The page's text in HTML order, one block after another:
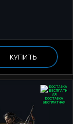
КУПИТЬ
ДОСТАВКА
БЕСПЛАТНАЯ